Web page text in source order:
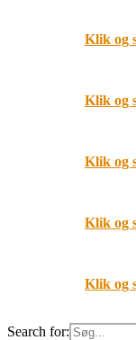
Klik og
Klik og
Klik og
Klik og
Klik og
Search for: